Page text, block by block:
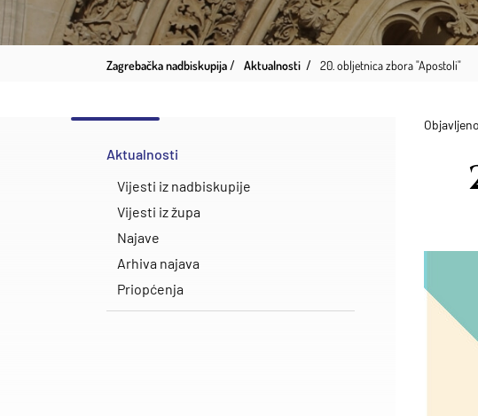
Zagrebačka nadbiskupija Aktualnosti 20. obljetnica zbora "Apostoli"
Aktualnosti
Vijesti iz nadbiskupije
Vijesti iz župa
Najave
Arhiva najava
Priopćenja